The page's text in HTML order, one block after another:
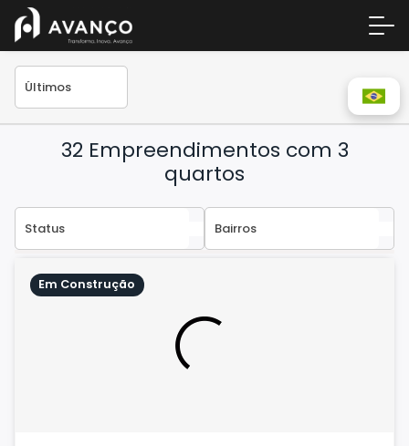
32 Empreendimentos com 3
quartos
Em Construção